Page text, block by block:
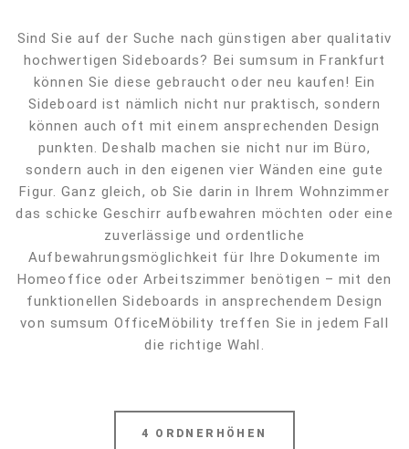
Sind Sie auf der Suche nach günstigen aber qualitativ
hochwertigen Sideboards? Bei sumsum in Frankfurt
können Sie diese gebraucht oder neu kaufen! Ein
Sideboard ist nämlich nicht nur praktisch, sondern
können auch oft mit einem ansprechenden Design
punkten. Deshalb machen sie nicht nur im Büro,
sondern auch in den eigenen vier Wänden eine gute
Figur. Ganz gleich, ob Sie darin in Ihrem Wohnzimmer
das schicke Geschirr aufbewahren möchten oder eine
zuverlässige und ordentliche
Aufbewahrungsmöglichkeit für Ihre Dokumente im
Homeoffice oder Arbeitszimmer benötigen – mit den
funktionellen Sideboards in ansprechendem Design
von sumsum OfficeMöbility treffen Sie in jedem Fall
die richtige Wahl.
4 ORDNERHÖHEN